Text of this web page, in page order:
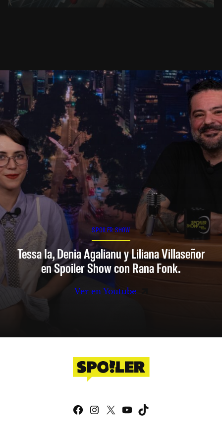
SPOILER SHOW
Tessa Ia, Denia Agalianu y Liliana Villaseñor
en Spoiler Show con Rana Fonk.
Ver en Youtube
Facebook
Instagram
X YouTube